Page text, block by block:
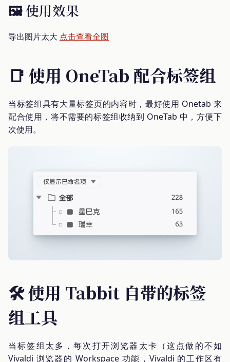
🖼️ 使用效果
导出图片太大 点击查看全图
📑 使用 OneTab 配合标签组
当标签组具有大量标签页的内容时，最好使用 Onetab 来
配合使用，将不需要的标签组收纳到 OneTab 中，方便下
次使用。
🛠️ 使用 Tabbit 自带的标签
组工具
当标签组太多，每次打开浏览器太卡（这点做的不如
Vivaldi 浏览器的 Workspace 功能，Vivaldi 的工作区有